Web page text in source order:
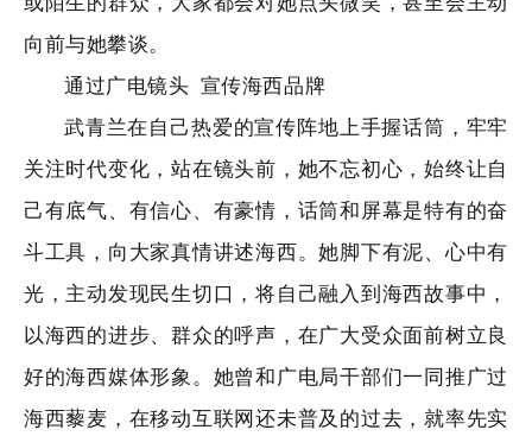
向前与她攀谈。
通过广电镜头 宣传海西品牌
武青兰在自己热爱的宣传阵地上手握话筒，牢牢
关注时代变化，站在镜头前，她不忘初心，始终让自
己有底气、有信心、有豪情，话筒和屏幕是特有的奋
斗工具，向大家真情讲述海西。她脚下有泥、心中有
光，主动发现民生切口，将自己融入到海西故事中，
以海西的进步、群众的呼声，在广大受众面前树立良
好的海西媒体形象。她曾和广电局干部们一同推广过
海西藜麦，在移动互联网还未普及的过去，就率先实